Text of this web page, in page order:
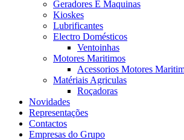
Geradores E Maquinas
Kioskes
Lubrificantes
Electro Domésticos
Ventoinhas
Motores Maritimos
Acessorios Motores
Matériais Agriculas
Roçadoras
Novidades
Representações
Contactos
Empresas do Grupo